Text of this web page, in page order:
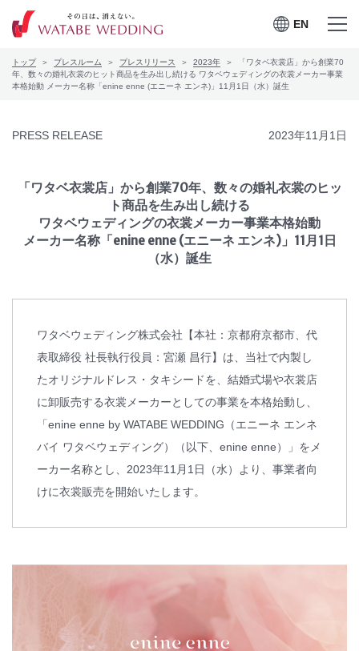
EN
を開く
EN
メニュー
を閉じる
プレスルーム
お問合せ
トップ プレスルーム プレスリリース 2023年
「ワタベ衣裳店」から創業70
年、数々の婚礼衣裳のヒット商品を生み出し続ける ワタベウェディングの衣裳メーカー事業
本格始動 メーカー名称「enine enne (エニーネ エンネ)」11月1日（水）誕生
PRESS RELEASE 2023年11月1日
「ワタベ衣裳店」から創業70年、数々の婚礼衣裳のヒッ
ト商品を生み出し続ける
ワタベウェディングの衣裳メーカー事業本格始動
メーカー名称「enine enne (エニーネ エンネ)」11月1日
（水）誕生
ワタベウェディング株式会社【本社：京都府京都市、代
表取締役 社長執行役員：宮瀬 昌行】は、当社で内製し
たオリジナルドレス・タキシードを、結婚式場や衣裳店
に卸販売する衣裳メーカーとしての事業を本格始動し、
「enine enne by WATABE WEDDING（エニーネ エンネ
バイ ワタベウェディング）（以下、enine enne）」をメ
ーカー名称とし、2023年11月1日（水）より、事業者向
けに衣裳販売を開始いたします。